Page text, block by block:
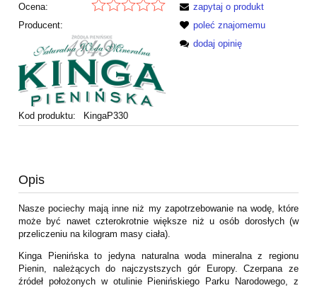
Ocena:
Producent:
Kod produktu: KingaP330
zapytaj o produkt
poleć znajomemu
dodaj opinię
Opis
Nasze pociechy mają inne niż my zapotrzebowanie na wodę, które
może być nawet czterokrotnie większe niż u osób dorosłych (w
przeliczeniu na kilogram masy ciała).
Kinga Pienińska to jedyna naturalna woda mineralna z regionu
Pienin, należących do najczystszych gór Europy. Czerpana ze
źródeł położonych w otulinie Pienińskiego Parku Narodowego, z